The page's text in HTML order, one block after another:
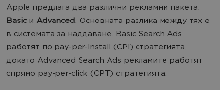
Apple предлага два различни рекламни пакета:
Basicи Advanced. Основната разлика между тях е
в системата за наддаване. Basic Search Ads
работят по pay-per-install (CPI) стратегията,
докато Advanced Search Ads рекламите работят
спрямо pay-per-click (CPT) стратегията.